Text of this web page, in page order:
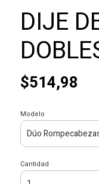
DIJE
$514,98
Modelo
Cantidad